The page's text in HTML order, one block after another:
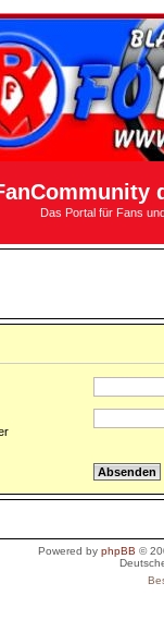
Das Portal für Fans
Powered by phpBB ©